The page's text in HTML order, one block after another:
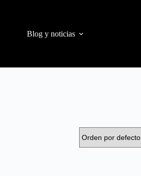
Blog y noticias